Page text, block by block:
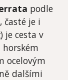
podle
, časté je i
) je cesta v
ocelovým
dalšími